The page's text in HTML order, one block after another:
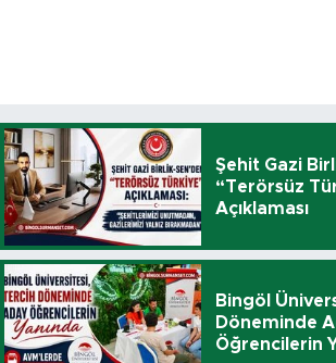
Şehit Gazi
“Terörsüz
Açıklaması
Bingöl
Döneminde
Öğrencilerin